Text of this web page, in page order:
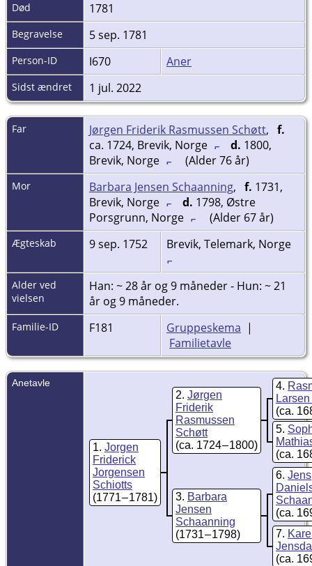
Død 1781
Begravelse 5 sep. 1781
Person-ID I670 Aner
Sidst ændret 1 jul. 2022
Far Jørgen Friderik Rasmussen Schøtt, f.
ca. 1724, Brevik, Norge
d. 1800,
Brevik, Norge
(Alder 76 år)
Mor Barbara Jensen Schaanning, f. 1731,
Brevik, Norge
d. 1798, Østre
Porsgrunn, Norge
(Alder 67 år)
Ægteskab 9 sep. 1752 Brevik, Telemark, Norge
Alder ved
vielsen
Han: ~ 28 år og 9 måneder - Hun: ~ 21
år og 9 måneder.
Familie-ID F181 Gruppeskema |
Familietavle
Anetavle
1 Jorgen
Friderick
Jorgensen
Schiotts
(1771 – 1781)
2 Jørgen
Friderik
Rasmussen
Schøtt
(ca. 1724 – 1800)
4
(ca.
5
(ca.
3 Barbara
Jensen
Schaanning
(1731 – 1798)
6 Jens
(ca.
7
(ca.